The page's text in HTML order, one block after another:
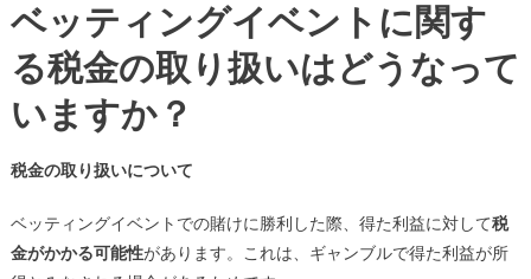
ベッティングイベントに関す
る税金の取り扱いはどうなって
いますか？
税金の取り扱いについて
ベッティングイベントでの賭けに勝利した際、得た利益に対して税
金がかかる可能性があります。これは、ギャンブルで得た利益が所